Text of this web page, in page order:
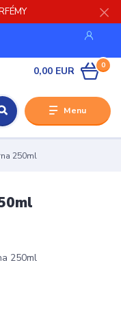
Menu
0
0,00 EUR
250ml